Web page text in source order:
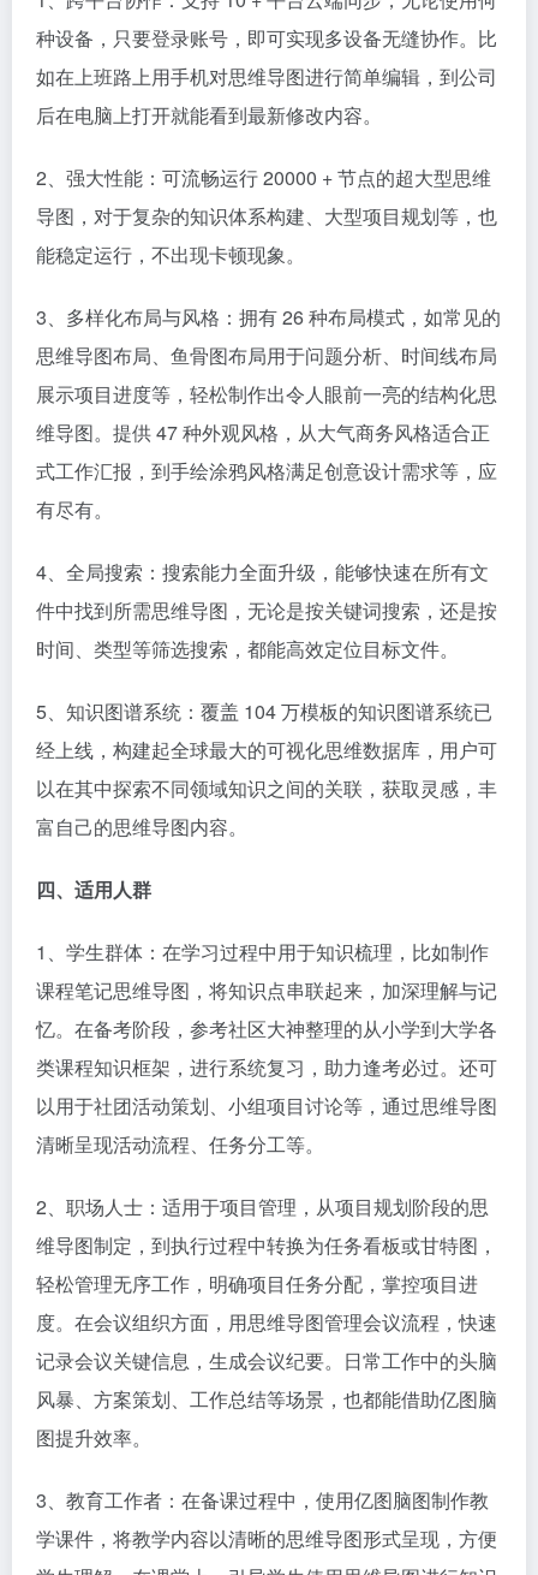
种设备，只要登录账号，即可实现多设备无缝协作。比
如在上班路上用手机对思维导图进行简单编辑，到公司
后在电脑上打开就能看到最新修改内容。​
2、强大性能：可流畅运行 20000 + 节点的超大型思维
导图，对于复杂的知识体系构建、大型项目规划等，也
能稳定运行，不出现卡顿现象。​
3、多样化布局与风格：拥有 26 种布局模式，如常见的
思维导图布局、鱼骨图布局用于问题分析、时间线布局
展示项目进度等，轻松制作出令人眼前一亮的结构化思
维导图。提供 47 种外观风格，从大气商务风格适合正
式工作汇报，到手绘涂鸦风格满足创意设计需求等，应
有尽有。​
4、全局搜索：搜索能力全面升级，能够快速在所有文
件中找到所需思维导图，无论是按关键词搜索，还是按
时间、类型等筛选搜索，都能高效定位目标文件。​
5、知识图谱系统：覆盖 104 万模板的知识图谱系统已
经上线，构建起全球最大的可视化思维数据库，用户可
以在其中探索不同领域知识之间的关联，获取灵感，丰
富自己的思维导图内容。​
四、适用人群​
1、学生群体：在学习过程中用于知识梳理，比如制作
课程笔记思维导图，将知识点串联起来，加深理解与记
忆。在备考阶段，参考社区大神整理的从小学到大学各
类课程知识框架，进行系统复习，助力逢考必过。还可
以用于社团活动策划、小组项目讨论等，通过思维导图
清晰呈现活动流程、任务分工等。​
2、职场人士：适用于项目管理，从项目规划阶段的思
维导图制定，到执行过程中转换为任务看板或甘特图，
轻松管理无序工作，明确项目任务分配，掌控项目进
度。在会议组织方面，用思维导图管理会议流程，快速
记录会议关键信息，生成会议纪要。日常工作中的头脑
风暴、方案策划、工作总结等场景，也都能借助亿图脑
图提升效率。​
3、教育工作者：在备课过程中，使用亿图脑图制作教
学课件，将教学内容以清晰的思维导图形式呈现，方便